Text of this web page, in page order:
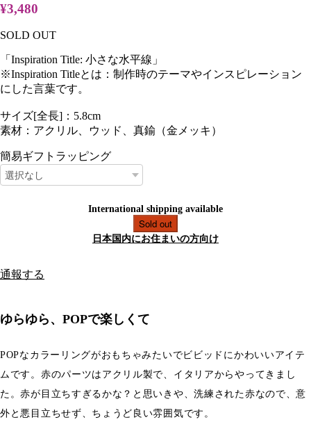
¥3,480
SOLD OUT
「Inspiration Title: 小さな水平線」
※Inspiration Titleとは：制作時のテーマやインスピレーション
にした言葉です。
サイズ[全長]：5.8cm
素材：アクリル、ウッド、真鍮（金メッキ）
簡易ギフトラッピング
International shipping available
Sold out
日本国内にお住まいの方向け
通報する
ゆらゆら、POPで楽しくて
POPなカラーリングがおもちゃみたいでビビッドにかわいいアイテ
ムです。赤のパーツはアクリル製で、イタリアからやってきまし
た。赤が目立ちすぎるかな？と思いきや、洗練された赤なので、意
外と悪目立ちせず、ちょうど良い雰囲気です。